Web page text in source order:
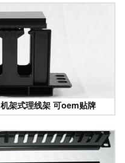
架式理线架 可oem贴牌